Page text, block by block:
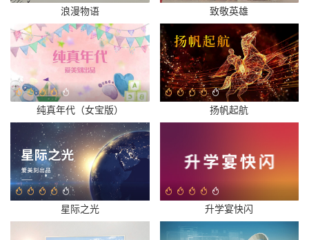
浪漫物语 致敬英雄
纯真年代（女宝版） 扬帆起航
星际之光 升学宴快闪